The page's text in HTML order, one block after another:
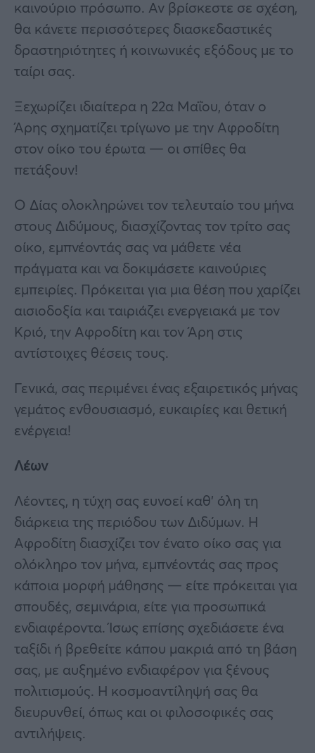
καινούριο πρόσωπο. Αν βρίσκεστε σε σχέση,
θα κάνετε περισσότερες διασκεδαστικές
δραστηριότητες ή κοινωνικές εξόδους με το
ταίρι σας.
Ξεχωρίζει ιδιαίτερα η 22α Μαΐου, όταν ο
Άρης σχηματίζει τρίγωνο με την Αφροδίτη
στον οίκο του έρωτα — οι σπίθες θα
πετάξουν!
Ο Δίας ολοκληρώνει τον τελευταίο του μήνα
στους Διδύμους, διασχίζοντας τον τρίτο σας
οίκο, εμπνέοντάς σας να μάθετε νέα
πράγματα και να δοκιμάσετε καινούριες
εμπειρίες. Πρόκειται για μια θέση που χαρίζει
αισιοδοξία και ταιριάζει ενεργειακά με τον
Κριό, την Αφροδίτη και τον Άρη στις
αντίστοιχες θέσεις τους.
Γενικά, σας περιμένει ένας εξαιρετικός μήνας
γεμάτος ενθουσιασμό, ευκαιρίες και θετική
ενέργεια!
Λέων
Λέοντες, η τύχη σας ευνοεί καθ’ όλη τη
διάρκεια της περιόδου των Διδύμων. Η
Αφροδίτη διασχίζει τον ένατο οίκο σας για
ολόκληρο τον μήνα, εμπνέοντάς σας προς
κάποια μορφή μάθησης — είτε πρόκειται για
σπουδές, σεμινάρια, είτε για προσωπικά
ενδιαφέροντα. Ίσως επίσης σχεδιάσετε ένα
ταξίδι ή βρεθείτε κάπου μακριά από τη βάση
σας, με αυξημένο ενδιαφέρον για ξένους
πολιτισμούς. Η κοσμοαντίληψή σας θα
διευρυνθεί, όπως και οι φιλοσοφικές σας
αντιλήψεις.